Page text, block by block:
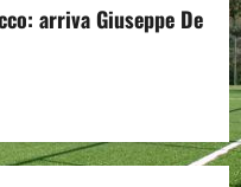
arriva Giuseppe De